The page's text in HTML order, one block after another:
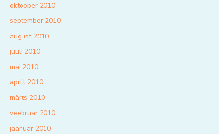
oktoober 2010
september 2010
august 2010
juuli 2010
mai 2010
aprill 2010
märts 2010
veebruar 2010
jaanuar 2010